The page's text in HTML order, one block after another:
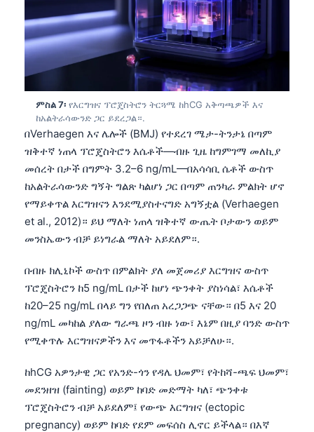
ምስል 7፡ የእርግዝና ፕሮጄስትሮን ትርጓሜ ከhCG አቅጣጫዎች እና
ከአልትራሳውንድ ጋር ይደረጋል።.
በVerhaegen እና ሌሎች (BMJ) የተደረገ ሜታ-ትንታኔ በጣም
ዝቅተኛ ነጠላ ፕሮጄስትሮን እሴቶች—ብዙ ጊዜ ከግምገማ መለኪያ
መሰረት በታች በግምት 3.2–6 ng/mL—በአሳሳቢ ሴቶች ውስጥ
ከአልትራሳውንድ ግኝት ግልጽ ካልሆነ ጋር በጣም ጠንካራ ምልክት ሆኖ
የማይቀጥል እርግዝናን እንደሚያስተናግድ አግኝቷል (Verhaegen
et al., 2012)። ይህ ማለት ነጠላ ዝቅተኛ ውጤት ቦታውን ወይም
መንስኤውን ብቻ ይነግራል ማለት አይደለም።.
በብዙ ክሊኒኮች ውስጥ በምልክት ያለ መጀመሪያ እርግዝና ውስጥ
ፕሮጄስትሮን ከ5 ng/mL በታች ከሆነ ጭንቀት ያስነሳል፣ እሴቶች
ከ20–25 ng/mL በላይ ግን የበለጠ አረጋጋጭ ናቸው። በ5 እና 20
ng/mL መካከል ያለው ግራጫ ዞን ብዙ ነው፣ እኔም በዚያ ባንድ ውስጥ
የሚቀጥሉ እርግዝናዎችን እና መጥፋቶችን አይቻለሁ።.
ከhCG አዎንታዊ ጋር የአንድ-ጎን የዳሌ ህመም፣ የትከሻ-ጫፍ ህመም፣
መደንዘዝ (fainting) ወይም ከባድ መድማት ካለ፣ ጭንቀቱ
ፕሮጄስትሮን ብቻ አይደለም፤ የውጭ እርግዝና (ectopic
pregnancy) ወይም ከባድ የደም መፍሰስ ሊኖር ይችላል። በእኛ
O‘zbekcha
Català
Қазақ тілі
Hrvatski
Slovenčina
සිංහල
অসমীয়া
Galego
Latviešu valoda
Македонски јазик
Euskara
Gàidhlig
Occitan
العربية المغربية